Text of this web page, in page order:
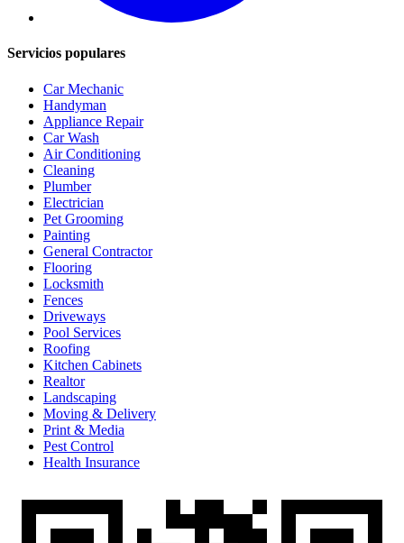
Servicios populares
Car Mechanic
Handyman
Appliance Repair
Car Wash
Air Conditioning
Cleaning
Plumber
Electrician
Pet Grooming
Painting
General Contractor
Flooring
Locksmith
Fences
Driveways
Pool Services
Roofing
Kitchen Cabinets
Realtor
Landscaping
Moving & Delivery
Print & Media
Pest Control
Health Insurance